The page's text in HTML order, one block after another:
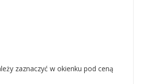
zaznaczyć w okienku pod ceną